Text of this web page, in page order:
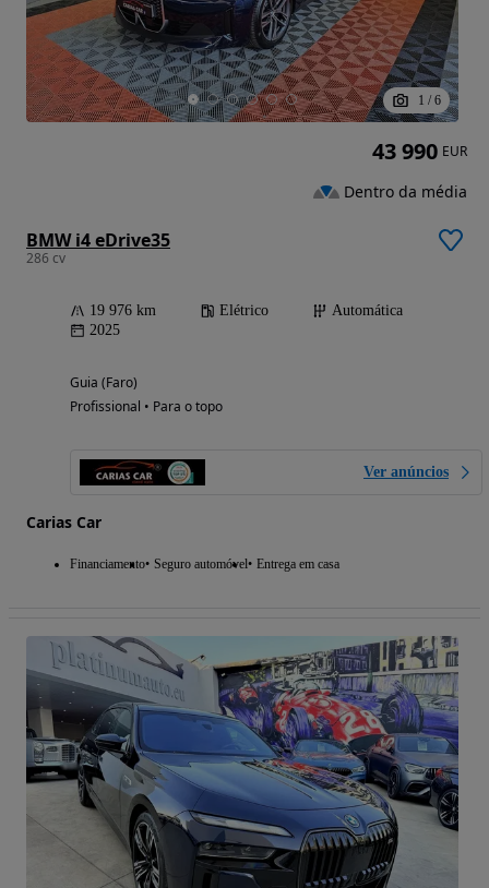
1 / 6
BMW i4 eDrive35
286 cv
19 976 km Elétrico
Automática
2025
Guia (Faro)
Profissional • Para o topo
Ver anúncios
Carias Car
Financiamento Seguro automóvel Entrega em casa
43 990 EUR
Dentro da média